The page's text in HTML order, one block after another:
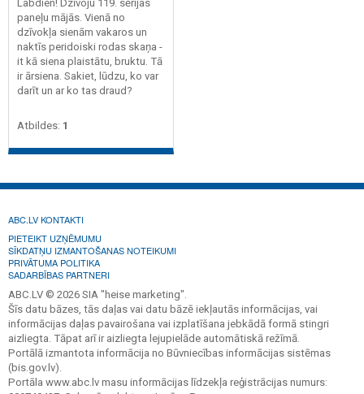
Labdien! Dzīvoju 119. sērijas
paneļu mājās. Vienā no
dzīvokļa sienām vakaros un
naktīs peridoiski rodas skaņa -
it kā siena plaistātu, bruktu. Tā
ir ārsiena. Sakiet, lūdzu, ko var
darīt un ar ko tas draud?
Atbildes: 1
ABC.LV KONTAKTI
PIETEIKT UZŅĒMUMU
SĪKDATŅU IZMANTOŠANAS NOTEIKUMI
PRIVĀTUMA POLITIKA
SADARBĪBAS PARTNERI
ABC.LV © 2026 SIA "heise marketing".
Šīs datu bāzes, tās daļas vai datu bāzē iekļautās informācijas, vai
informācijas daļas pavairošana vai izplatīšana jebkādā formā stingri
aizliegta. Tāpat arī ir aizliegta lejupielāde automātiskā režīmā.
Portālā izmantota informācija no Būvniecības informācijas sistēmas
(bis.gov.lv).
Portāla www.abc.lv masu informācijas līdzekļa reģistrācijas numurs: